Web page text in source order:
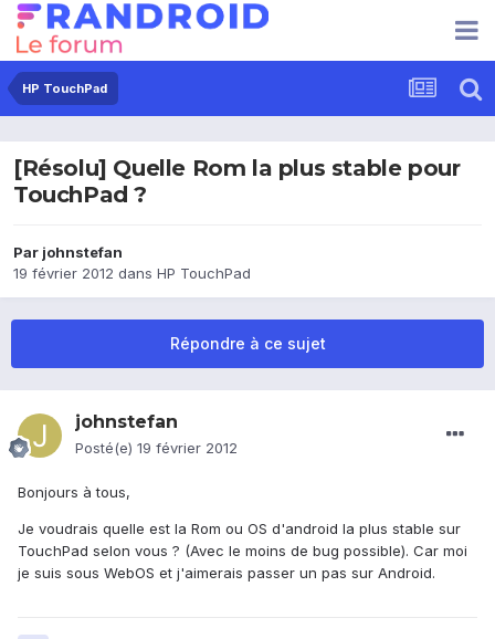
HP TouchPad
[Résolu] Quelle Rom la plus stable pour
TouchPad ?
Par johnstefan
19 février 2012 dans HP TouchPad
Répondre à ce sujet
johnstefan
Posté(e) 19 février 2012
Bonjours à tous,
Je voudrais quelle est la Rom ou OS d'android la plus stable sur
TouchPad selon vous ? (Avec le moins de bug possible). Car moi
je suis sous WebOS et j'aimerais passer un pas sur Android.